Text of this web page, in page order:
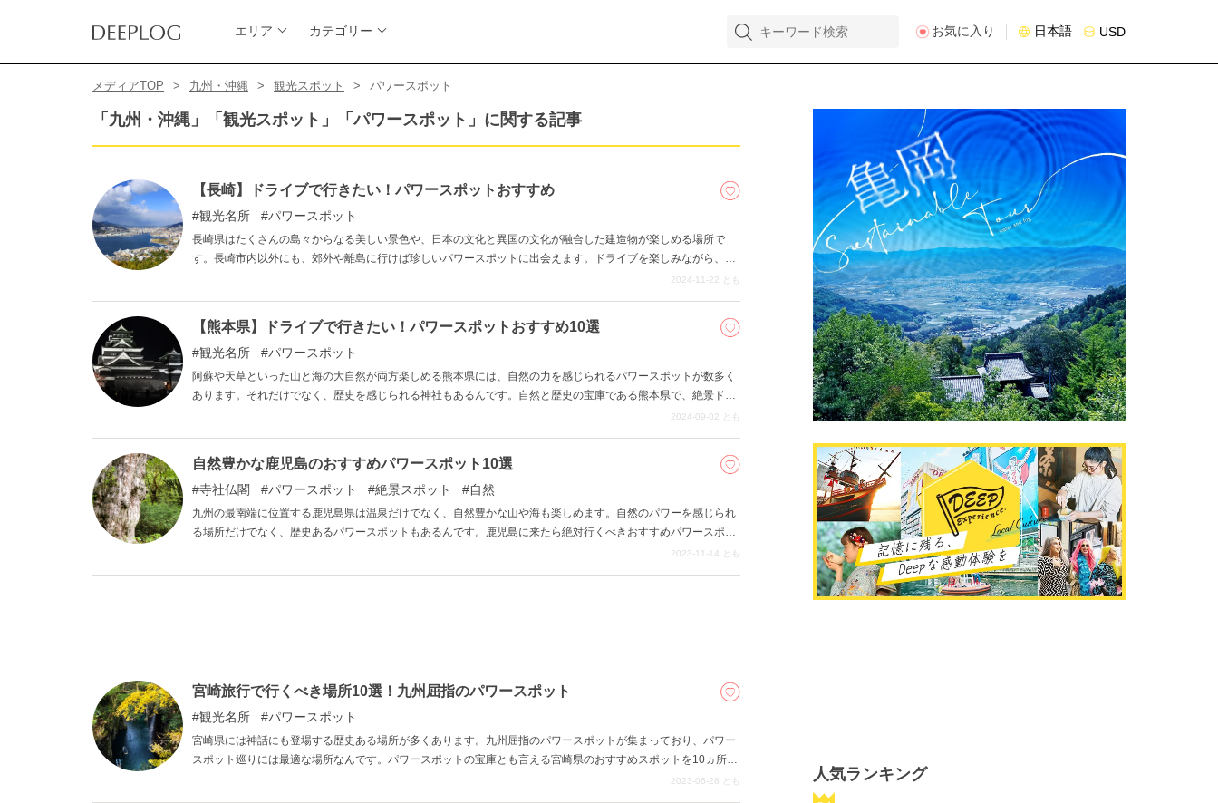
エリア カテゴリー お気に入り 日本語 USD
メディアTOP 九州・沖縄 観光スポット パワースポット
「九州・沖縄」「観光スポット」「パワースポット」に関する記事
【長崎】ドライブで行きたい！パワースポットおすすめ
観光名所 パワースポット
長崎県はたくさんの島々からなる美しい景色や、日本の文化と異国の文化が融合した建造物が楽しめる場所で
す。長崎市内以外にも、郊外や離島に行けば珍しいパワースポットに出会えます。ドライブを楽しみながら、長
2024-11-22 とも
【熊本県】ドライブで行きたい！パワースポットおすすめ10選
観光名所 パワースポット
阿蘇や天草といった山と海の大自然が両方楽しめる熊本県には、自然の力を感じられるパワースポットが数多く
あります。それだけでなく、歴史を感じられる神社もあるんです。自然と歴史の宝庫である熊本県で、絶景ドラ
2024-09-02 とも
自然豊かな鹿児島のおすすめパワースポット10選
寺社仏閣 パワースポット 絶景スポット 自然
九州の最南端に位置する鹿児島県は温泉だけでなく、自然豊かな山や海も楽しめます。自然のパワーを感じられ
る場所だけでなく、歴史あるパワースポットもあるんです。鹿児島に来たら絶対行くべきおすすめパワースポッ
2023-11-14 とも
宮崎旅行で行くべき場所10選！九州屈指のパワースポット
観光名所 パワースポット
宮崎県には神話にも登場する歴史ある場所が多くあります。九州屈指のパワースポットが集まっており、パワー
スポット巡りには最適な場所なんです。パワースポットの宝庫とも言える宮崎県のおすすめスポットを10ヵ所紹
2023-06-28 とも 人気ランキング